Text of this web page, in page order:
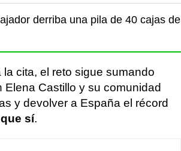
derriba una pila de 40 cajas de
cita, el reto sigue sumando
Castillo y su comunidad
y devolver a España el récord
sí.